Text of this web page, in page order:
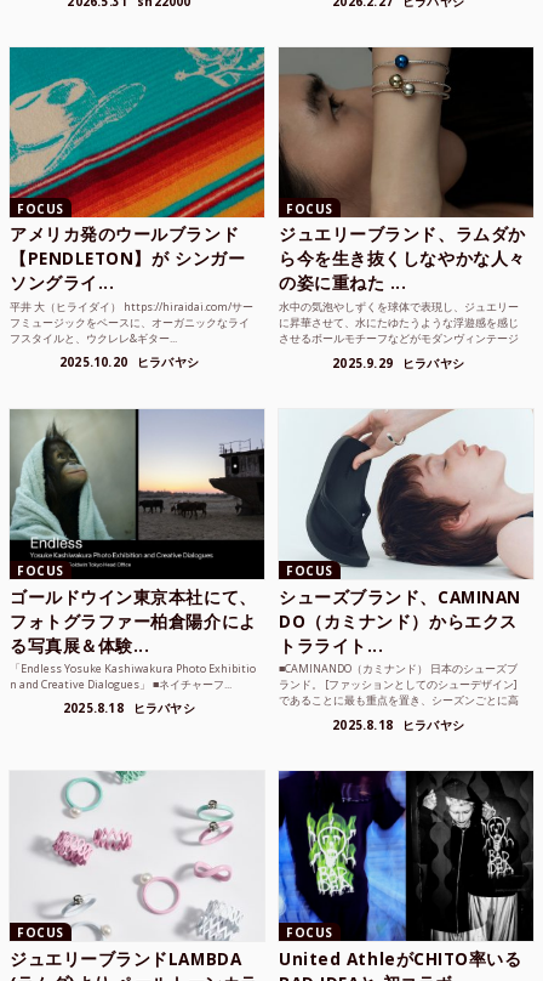
FOCUS
アメリカ発のウールブランド
【PENDLETON】が シンガー
ソングライ...
平井 大（ヒライダイ） https://hiraidai.com/サー
フミュージックをベースに、オーガニックなライ
フスタイルと、ウクレレ&ギター...
2025.10.20 ヒラバヤシ
FOCUS
ジュエリーブランド、ラムダか
ら今を生き抜くしなやかな人々
の姿に重ねた ...
水中の気泡やしずくを球体で表現し、ジュエリー
に昇華させて、水にたゆたうような浮遊感を感じ
させるボールモチーフなどがモダンヴィンテージ
2025.9.29 ヒラバヤシ
FOCUS
ゴールドウイン東京本社にて、
フォトグラファー柏倉陽介によ
る写真展＆体験...
「Endless Yosuke Kashiwakura Photo Exhibitio
n and Creative Dialogues」 ■ネイチャーフ...
2025.8.18 ヒラバヤシ
FOCUS
シューズブランド、CAMINAN
DO（カミナンド）からエクス
トラライト...
■CAMINANDO（カミナンド） 日本のシューズブ
ランド。 [ファッションとしてのシューデザイン]
であることに最も重点を置き、シーズンごとに高
2025.8.18 ヒラバヤシ
FOCUS
ジュエリーブランドLAMBDA
FOCUS
United AthleがCHITO率いる